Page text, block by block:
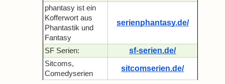
phantasy ist ein
Kofferwort aus
Phantastik und
Fantasy
serienphantasy.de/
SF Serien: sf-serien.de/
Sitcoms,
Comedyserien
sitcomserien.de/